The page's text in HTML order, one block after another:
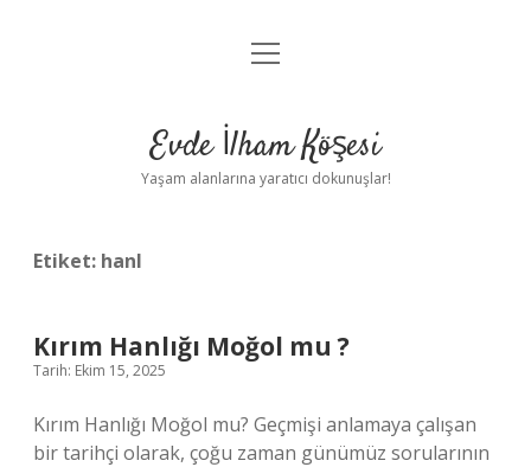
Anasayfa
Yasal Uyarı
menüyü
Evde İlham Köşesi
Yaşam alanlarına yaratıcı dokunuşlar!
Etiket: hanl
Kırım Hanlığı Moğol mu ?
Tarih: Ekim 15, 2025
Kırım Hanlığı Moğol mu? Geçmişi anlamaya çalışan
bir tarihçi olarak, çoğu zaman günümüz sorularının